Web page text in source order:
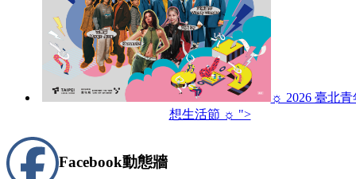
☼ 2026 臺北青
想生活節 ☼ ">
Facebook動態牆